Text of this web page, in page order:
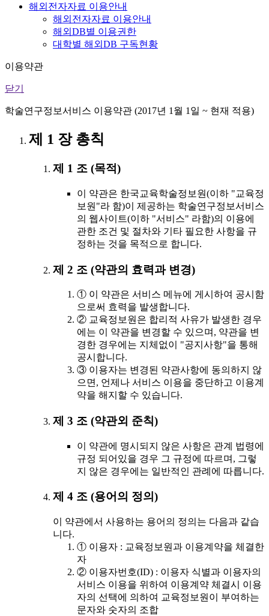
해외전자자료 이용안내
해외전자자료 이용안내
해외DB별 이용권한
대학별 해외DB 구독현황
이용약관
닫기
학술연구정보서비스 이용약관 (2017년 1월 1일 ~ 현재 적용)
제 1 장 총칙
제 1 조 (목적)
이 약관은 한국교육학술정보원(이하 "교육정
보원"라 함)이 제공하는 학술연구정보서비스
의 웹사이트(이하 "서비스" 라함)의 이용에
관한 조건 및 절차와 기타 필요한 사항을 규
정하는 것을 목적으로 합니다.
제 2 조 (약관의 효력과 변경)
① 이 약관은 서비스 메뉴에 게시하여 공시함
으로써 효력을 발생합니다.
② 교육정보원은 합리적 사유가 발생한 경우
에는 이 약관을 변경할 수 있으며, 약관을 변
경한 경우에는 지체없이 "공지사항"을 통해
공시합니다.
③ 이용자는 변경된 약관사항에 동의하지 않
으면, 언제나 서비스 이용을 중단하고 이용계
약을 해지할 수 있습니다.
제 3 조 (약관외 준칙)
이 약관에 명시되지 않은 사항은 관계 법령에
규정 되어있을 경우 그 규정에 따르며, 그렇
지 않은 경우에는 일반적인 관례에 따릅니다.
제 4 조 (용어의 정의)
이 약관에서 사용하는 용어의 정의는 다음과 같습
니다.
① 이용자 : 교육정보원과 이용계약을 체결한
자
② 이용자번호(ID) : 이용자 식별과 이용자의
서비스 이용을 위하여 이용계약 체결시 이용
자의 선택에 의하여 교육정보원이 부여하는
문자와 숫자의 조합